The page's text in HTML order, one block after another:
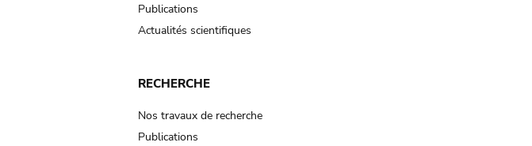
Publications
Actualités scientifiques
RECHERCHE
Nos travaux de recherche
Publications